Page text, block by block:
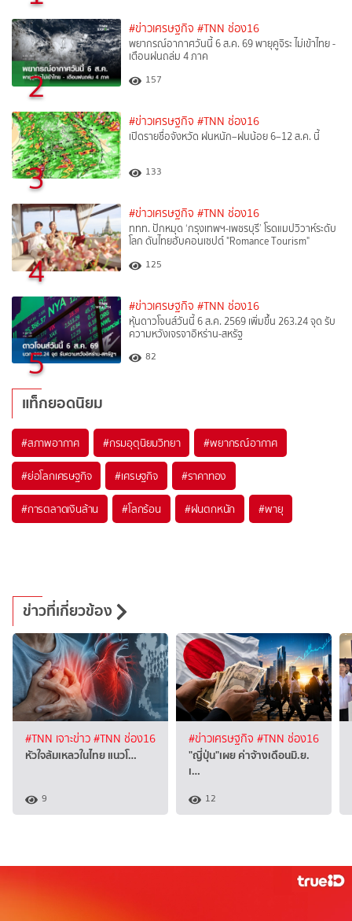
2
#ข่าวเศรษฐกิจ #TNN ช่อง16
พยากรณ์อากาศวันนี้ 6 ส.ค. 69 พายุคูจิระ ไม่เข้าไทย -
เตือนฝนถล่ม 4 ภาค
157
3
#ข่าวเศรษฐกิจ #TNN ช่อง16
เปิดรายชื่อจังหวัด ฝนหนัก–ฝนน้อย 6–12 ส.ค. นี้
133
4
#ข่าวเศรษฐกิจ #TNN ช่อง16
ททท. ปักหมุด ‘กรุงเทพฯ-เพชรบุรี’ โรดแมปวิวาห์ระดับ
โลก ดันไทยฮับคอนเซปต์ "Romance Tourism"
125
5
#ข่าวเศรษฐกิจ #TNN ช่อง16
หุ้นดาวโจนส์วันนี้ 6 ส.ค. 2569 เพิ่มขึ้น 263.24 จุด รับ
ความหวังเจรจาอิหร่าน-สหรัฐ
82
แท็กยอดนิยม
#สภาพอากาศ #กรมอุตุนิยมวิทยา #พยากรณ์อากาศ
#ย่อโลกเศรษฐกิจ #เศรษฐกิจ #ราคาทอง
#การตลาดเงินล้าน #โลกร้อน #ฝนตกหนัก #พายุ
ข่าวที่เกี่ยวข้อง
#TNN เจาะข่าว#TNN ช่อง16
หัวใจล้มเหลวในไทย แนวโ…
9
#ข่าวเศรษฐกิจ #TNN ช่อง16
"ญี่ปุ่น"เผย ค่าจ้างเดือนมิ.ย.
เ…
12